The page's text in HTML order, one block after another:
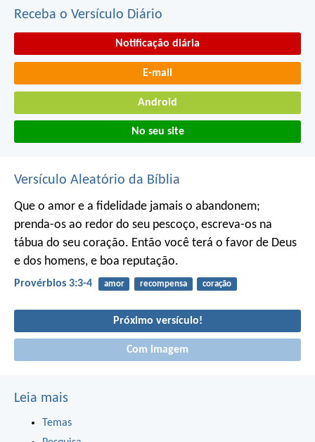
Receba o Versículo Diário
Notificação diária
E-mail
Android
No seu site
Versículo Aleatório da Bíblia
Que o amor e a fidelidade jamais o abandonem;
prenda-os ao redor do seu pescoço, escreva-os na
tábua do seu coração. Então você terá o favor de Deus
e dos homens, e boa reputação.
Provérbios 3:3-4 amor recompensa coração
Próximo versículo!
Com imagem
Leia mais
Temas